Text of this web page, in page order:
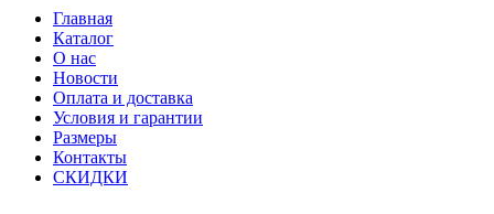
Главная
Каталог
О нас
Новости
Оплата и доставка
Условия и гарантии
Размеры
Контакты
СКИДКИ